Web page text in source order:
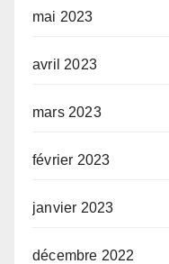
mai 2023
avril 2023
mars 2023
février 2023
janvier 2023
décembre 2022